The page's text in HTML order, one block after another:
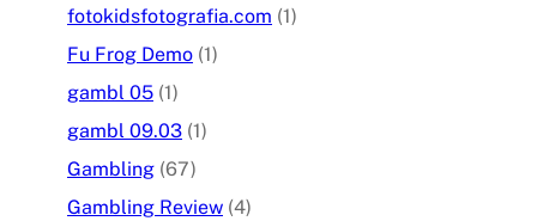
fotokidsfotografia.com (1)
Fu Frog Demo (1)
gambl 05 (1)
gambl 09.03 (1)
Gambling (67)
Gambling Review (4)